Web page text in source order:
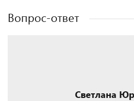
Вопрос-ответ
Светлана